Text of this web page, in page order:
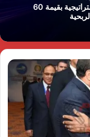
جولدن تاون تستعد لطرح اكبر ” Business City ”
تاون